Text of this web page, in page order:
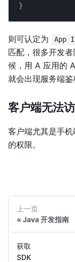
}
则可认定为 App
匹配，很多开发
候，用 A 应用的
就会出现服务端鉴
客户端无法
客户端尤其是手
的权限。
上一页
Java 开发指南
获取
SDK